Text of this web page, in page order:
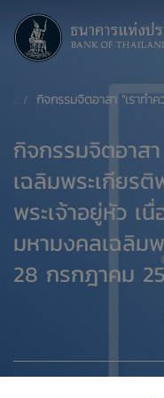
กิจกรรมจิตอาส
เฉลิมพระเกียร
พระเจ้าอยู่หัว เ
มหามงคลเฉลิม
28 กรกฎาคม